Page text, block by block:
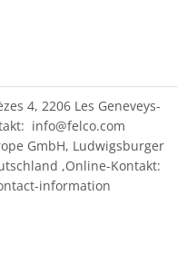
4, 2206 Les Geneveys-
info@felco.com
GmbH, Ludwigsburger
,Online-Kontakt:
information